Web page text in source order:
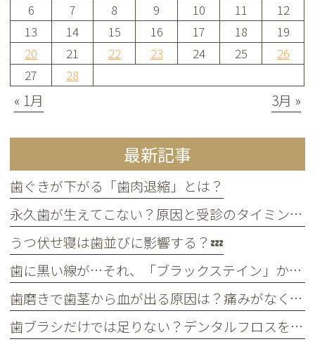
6
7 8 9 10 11
12
13
14 15 16 17 18
19
20
21 22 23 24 25
26
27
28
« 1月 3月 »
最新記事
歯ぐきが下がる「歯肉退縮」とは？
永久歯が生えてこない？原因と受診のタイミングについて
うつ伏せ寝は歯並びに影響する？💤
歯に黒い線が…それ、「ブラックステイン」かもしれません！
歯磨きで歯茎から血が出る原因は？痛みがなくても受診すべき判断基準
歯ブラシだけでは足りない？デンタルフロスを使うメリット